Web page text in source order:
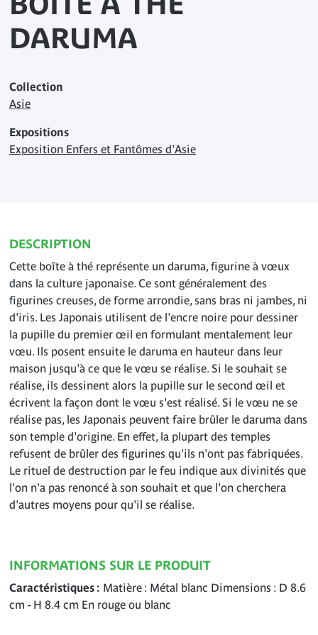
DARUMA
Collection
Asie
Expositions
Exposition Enfers et Fantômes d'Asie
DESCRIPTION
Cette boîte à thé représente un daruma, figurine à vœux
dans la culture japonaise. Ce sont généralement des
figurines creuses, de forme arrondie, sans bras ni jambes, ni
d'iris. Les Japonais utilisent de l'encre noire pour dessiner
la pupille du premier œil en formulant mentalement leur
vœu. Ils posent ensuite le daruma en hauteur dans leur
maison jusqu'à ce que le vœu se réalise. Si le souhait se
réalise, ils dessinent alors la pupille sur le second œil et
écrivent la façon dont le vœu s'est réalisé. Si le vœu ne se
réalise pas, les Japonais peuvent faire brûler le daruma dans
son temple d'origine. En effet, la plupart des temples
refusent de brûler des figurines qu'ils n'ont pas fabriquées.
Le rituel de destruction par le feu indique aux divinités que
l'on n'a pas renoncé à son souhait et que l'on cherchera
d'autres moyens pour qu'il se réalise.
INFORMATIONS SUR LE PRODUIT
Caractéristiques
Matière : Métal blanc Dimensions : D 8.6
cm - H 8.4 cm En rouge ou blanc